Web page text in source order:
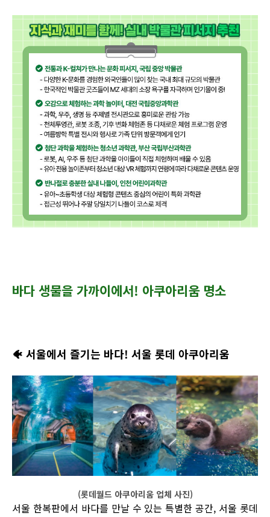
바다 생물을 가까이에서! 아쿠아리움 명소
🐠 서울에서 즐기는 바다! 서울 롯데 아쿠아리움
(롯데월드 아쿠아리움 업체 사진)
서울 한복판에서 바다를 만날 수 있는 특별한 공간, 서울 롯데